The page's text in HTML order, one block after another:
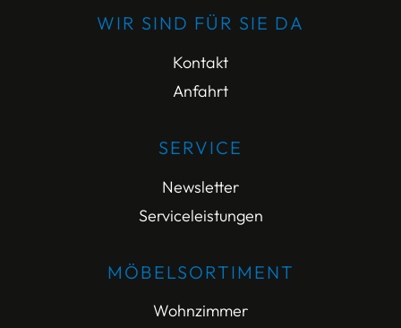
WIR SIND FÜR SIE DA
Kontakt
Anfahrt
SERVICE
Newsletter
Serviceleistungen
MÖBELSORTIMENT
Wohnzimmer